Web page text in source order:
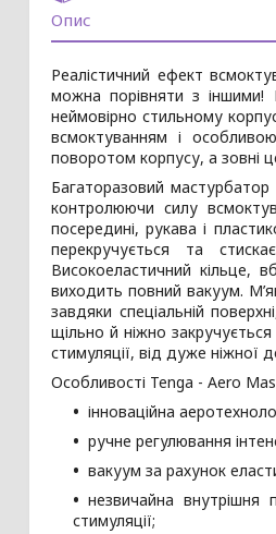
Опис
Реалістичний ефект
можна порівняти з
неймовірно стильному
всмоктуванням і
поворотом корпусу, а зовні
Багаторазовий
контролюючи силу
посередині, рукава і
перекручується та
Високоеластичний
виходить повний вакуум.
завдяки спеціальній
щільно й ніжно
стимуляції, від дуже ніжної
Особливості Tenga - Aero
інноваційна
ручне регулювання
вакуум за рахунок
незвичайна
стимуляції;